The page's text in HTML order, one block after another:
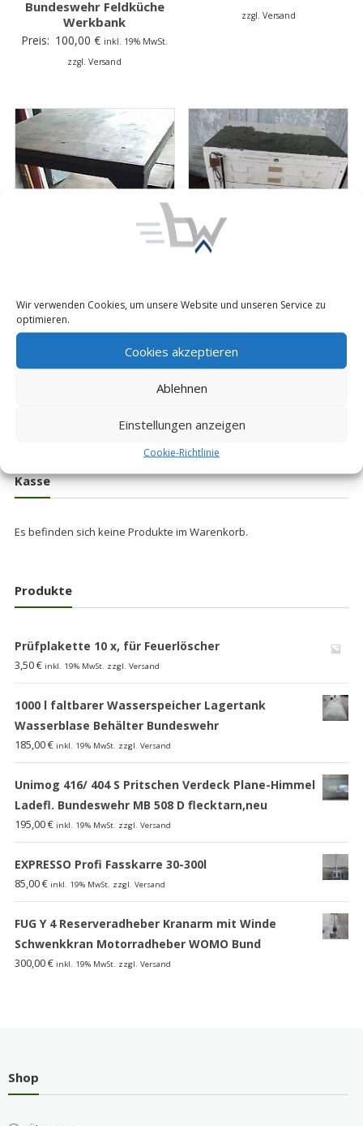
Wir verwenden Cookies, um unsere Website und unseren Service zu
optimieren.
Cookies akzeptieren
Ablehnen
Einstellungen anzeigen
Cookie-Richtlinie
Bundeswehr Feldküche
Werkbank
Preis: 100,00€ inkl. 19% MwSt.
zzgl. Versand
zzgl. Versand
Werkbank Arbeitstisch
Regal LKW Ladefläche ex
inkl. 19% MwSt.
Schubladenschrank mit 9
Bundeswehr
Kleinteileschrank
Preis:259,00€
Kasse
Es befinden sich keine Produkte im Warenkorb.
Produkte
Prüfplakette 10 x, für Feuerlöscher
3,50€ inkl. 19% MwSt. zzgl. Versand
1000 l faltbarer Wasserspeicher Lagertank
Wasserblase Behälter Bundeswehr
185,00€ inkl. 19% MwSt. zzgl. Versand
Unimog 416/ 404 S Pritschen Verdeck Plane-Himmel
Ladefl. Bundeswehr MB 508 D flecktarn,neu
195,00€ inkl. 19% MwSt. zzgl. Versand
EXPRESSO Profi Fasskarre 30-300l
85,00€ inkl. 19% MwSt. zzgl. Versand
FUG Y 4 Reserveradheber Kranarm mit Winde
Schwenkkran Motorradheber WOMO Bund
300,00€ inkl. 19% MwSt. zzgl. Versand
Shop